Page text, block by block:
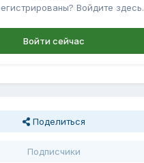
Войдите здесь.
Войти сейчас
Поделиться
Подписчики